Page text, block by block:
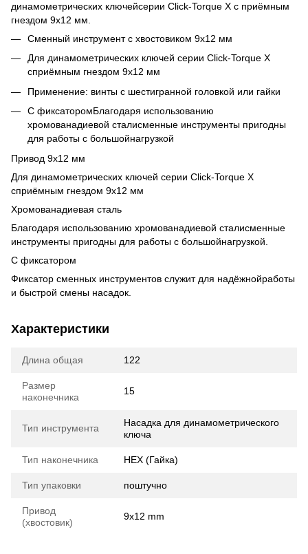
динамометрических ключейсерии Click-Torque X с приёмным
гнездом 9x12 мм.
Сменный инструмент с хвостовиком 9x12 мм
Для динамометрических ключей серии Click-Torque X
сприёмным гнездом 9x12 мм
Применение: винты с шестигранной головкой или гайки
С фиксаторомБлагодаря использованию
хромованадиевой сталисменные инструменты пригодны
для работы с большойнагрузкой
Привод 9x12 мм
Для динамометрических ключей серии Click-Torque X
сприёмным гнездом 9x12 мм
Хромованадиевая сталь
Благодаря использованию хромованадиевой сталисменные
инструменты пригодны для работы с большойнагрузкой.
С фиксатором
Фиксатор сменных инструментов служит для надёжнойработы
и быстрой смены насадок.
Характеристики
Длина общая 122
Размер
наконечника
15
Тип инструмента
Насадка для динамометрического
ключа
Тип наконечника HEX (Гайка)
Тип упаковки поштучно
Привод
(хвостовик)
9x12 mm